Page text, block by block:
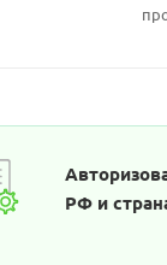
РФ и